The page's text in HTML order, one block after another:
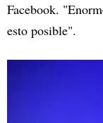
Facebook.
esto posible".